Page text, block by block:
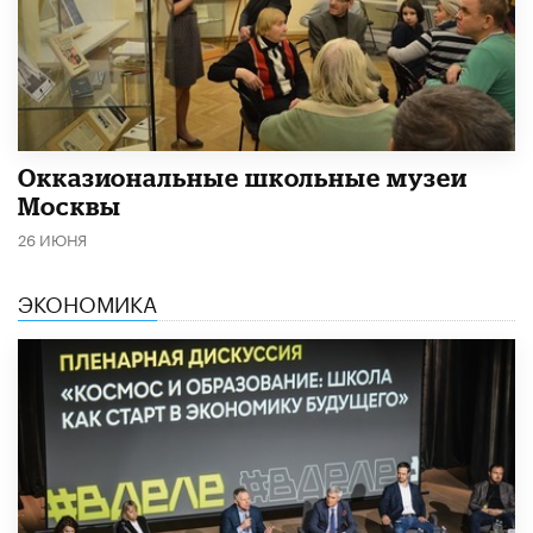
​Окказиональные школьные музеи
Москвы
26 ИЮНЯ
ЭКОНОМИКА